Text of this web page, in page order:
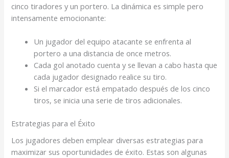
cinco tiradores y un portero. La dinámica es simple pero
intensamente emocionante:
Un jugador del equipo atacante se enfrenta al
portero a una distancia de once metros.
Cada gol anotado cuenta y se llevan a cabo hasta que
cada jugador designado realice su tiro.
Si el marcador está empatado después de los cinco
tiros, se inicia una serie de tiros adicionales.
Estrategias para el Éxito
Los jugadores deben emplear diversas estrategias para
maximizar sus oportunidades de éxito. Estas son algunas